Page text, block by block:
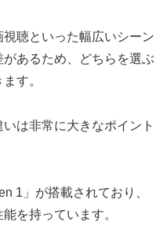
聴といった幅広いシーン
あるため、どちらを選ぶ
す。
は非常に大きなポイント
1」が搭載されており、
を持っています。